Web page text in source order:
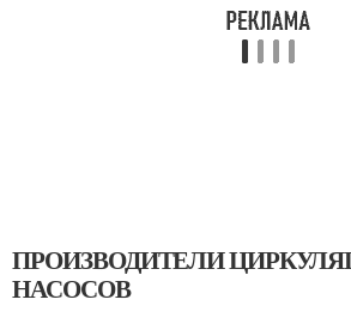
ПРОИЗВОДИТЕЛИ
НАСОСОВ